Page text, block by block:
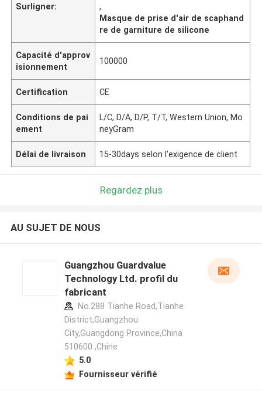
Surligner:
,
Masque de prise d'air de scaphand
re de garniture de silicone
Capacité d'approv
isionnement
100000
Certification CE
Conditions de pai
ement
L/C, D/A, D/P, T/T, Western Union, Mo
neyGram
Délai de livraison 15-30days selon l'exigence de client
Regardez plus
AU SUJET DE NOUS
Guangzhou Guardvalue
Technology Ltd. profil du
fabricant
No.288 Tianhe Road,Tianhe
District,Guangzhou
City,Guangdong Province,China
510600 ,Chine
5.0
Fournisseur vérifié